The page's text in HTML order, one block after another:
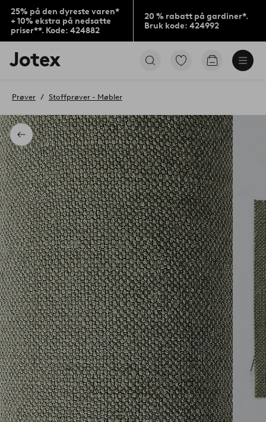
25% på den dyreste varen*
+ 10% ekstra på nedsatte
priser**. Kode: 424882
20 % rabatt på gardiner*.
Bruk kode: 424992
Jotex’
logo
til
Gå
Gå
Tilbake
Prøver Stoffprøver - Møbler